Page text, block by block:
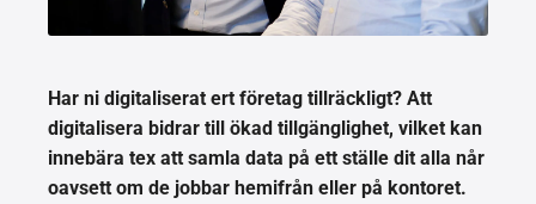
Har ni digitaliserat ert företag tillräckligt? Att
digitalisera bidrar till ökad tillgänglighet, vilket kan
innebära tex att samla data på ett ställe dit alla når
oavsett om de jobbar hemifrån eller på kontoret.